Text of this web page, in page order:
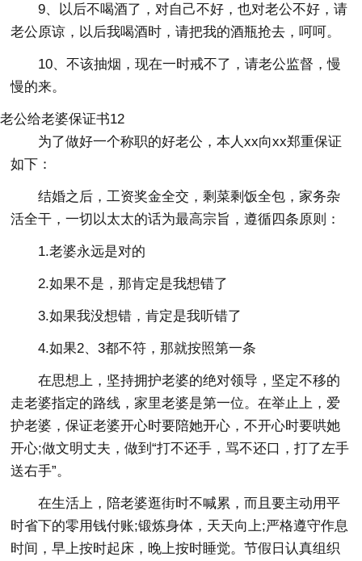
9、以后不喝酒了，对自己不好，也对老公不好，请
老公原谅，以后我喝酒时，请把我的酒瓶抢去，呵呵。
10、不该抽烟，现在一时戒不了，请老公监督，慢
慢的来。
老公给老婆保证书12
为了做好一个称职的好老公，本人xx向xx郑重保证
如下：
结婚之后，工资奖金全交，剩菜剩饭全包，家务杂
活全干，一切以太太的话为最高宗旨，遵循四条原则：
1.老婆永远是对的
2.如果不是，那肯定是我想错了
3.如果我没想错，肯定是我听错了
4.如果2、3都不符，那就按照第一条
在思想上，坚持拥护老婆的绝对领导，坚定不移的
走老婆指定的路线，家里老婆是第一位。在举止上，爱
护老婆，保证老婆开心时要陪她开心，不开心时要哄她
开心;做文明丈夫，做到“打不还手，骂不还口，打了左手
送右手”。
在生活上，陪老婆逛街时不喊累，而且要主动用平
时省下的零用钱付账;锻炼身体，天天向上;严格遵守作息
时间，早上按时起床，晚上按时睡觉。节假日认真组织